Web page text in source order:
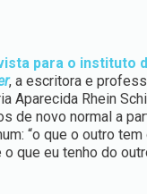
para o instituto
, a escritora e
Aparecida Rhein
de novo normal a
“o que o outro
que eu tenho do